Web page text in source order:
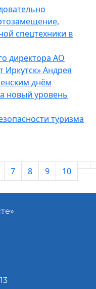
спецтехники в
директора АО
Андрея
днём
новый уровень
туризма
7 8 9 10